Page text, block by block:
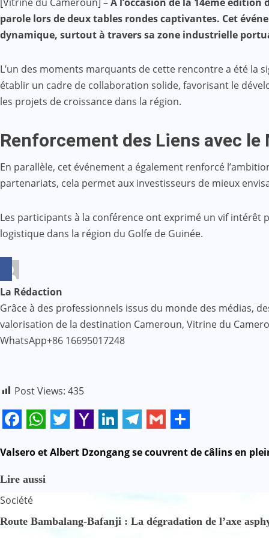
Mail
parole lors de deux tables rondes captivantes. Cet
dynamique, surtout à travers sa zone industrielle
L’un des moments marquants de cette rencontre a été la
établir un cadre de collaboration solide, favorisant le
les projets de croissance dans la région.
Renforcement des Liens avec
En parallèle, cet événement a également renforcé
partenariats, cela permet aux investisseurs de mieux
Les participants à la conférence ont exprimé un vif
logistique dans la région du Golfe de Guinée.
La Rédaction
Grâce à des professionnels issus du monde des médias,
valorisation de la destination Cameroun, Vitrine du
WhatsApp+86 16695017248
Post Views: 435
Mail
N
a
v
i
Valsero et Albert Dzongang se couvrent de câlins en
Lire aussi
Société
Route Bambalang-Bafanji : La dégradation de l’axe